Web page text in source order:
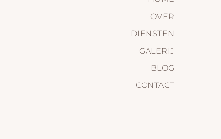
OVER
DIENSTEN
GALERIJ
BLOG
CONTACT